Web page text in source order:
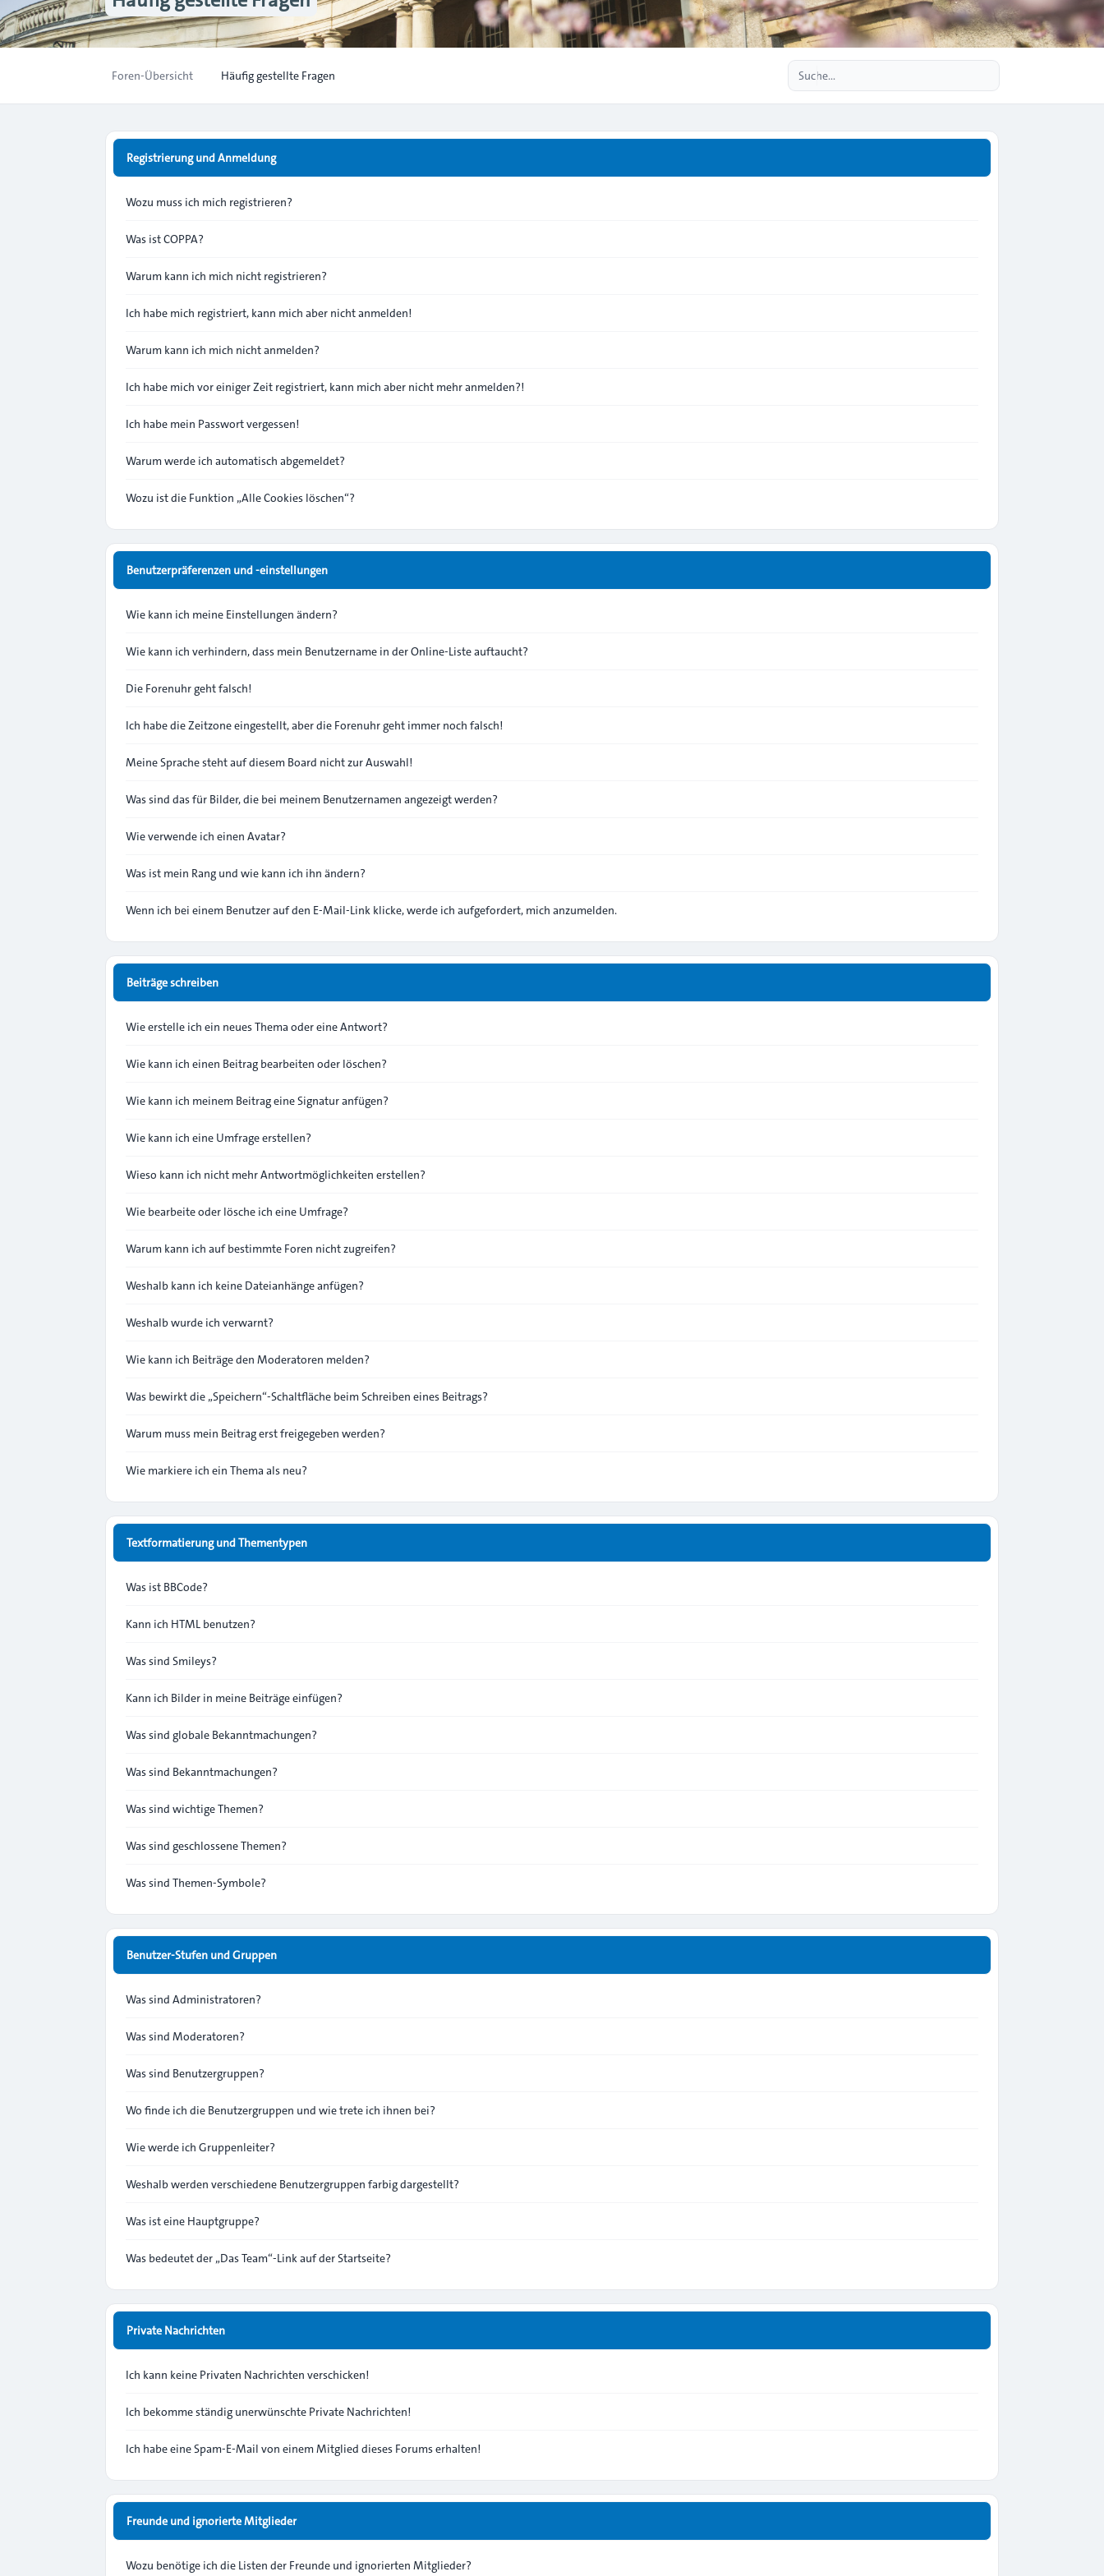
Foren-Übersicht Häufig gestellte Fragen
Registrierung und Anmeldung
Wozu muss ich mich registrieren?
Was ist COPPA?
Warum kann ich mich nicht registrieren?
Ich habe mich registriert, kann mich aber nicht anmelden!
Warum kann ich mich nicht anmelden?
Ich habe mich vor einiger Zeit registriert, kann mich aber nicht mehr anmelden?!
Ich habe mein Passwort vergessen!
Warum werde ich automatisch abgemeldet?
Wozu ist die Funktion „Alle Cookies löschen“?
Benutzerpräferenzen und -einstellungen
Wie kann ich meine Einstellungen ändern?
Wie kann ich verhindern, dass mein Benutzername in der Online-Liste auftaucht?
Die Forenuhr geht falsch!
Ich habe die Zeitzone eingestellt, aber die Forenuhr geht immer noch falsch!
Meine Sprache steht auf diesem Board nicht zur Auswahl!
Was sind das für Bilder, die bei meinem Benutzernamen angezeigt werden?
Wie verwende ich einen Avatar?
Was ist mein Rang und wie kann ich ihn ändern?
Wenn ich bei einem Benutzer auf den E-Mail-Link klicke, werde ich aufgefordert, mich anzumelden.
Beiträge schreiben
Wie erstelle ich ein neues Thema oder eine Antwort?
Wie kann ich einen Beitrag bearbeiten oder löschen?
Wie kann ich meinem Beitrag eine Signatur anfügen?
Wie kann ich eine Umfrage erstellen?
Wieso kann ich nicht mehr Antwortmöglichkeiten erstellen?
Wie bearbeite oder lösche ich eine Umfrage?
Warum kann ich auf bestimmte Foren nicht zugreifen?
Weshalb kann ich keine Dateianhänge anfügen?
Weshalb wurde ich verwarnt?
Wie kann ich Beiträge den Moderatoren melden?
Was bewirkt die „Speichern“-Schaltfläche beim Schreiben eines Beitrags?
Warum muss mein Beitrag erst freigegeben werden?
Wie markiere ich ein Thema als neu?
Textformatierung und Thementypen
Was ist BBCode?
Kann ich HTML benutzen?
Was sind Smileys?
Kann ich Bilder in meine Beiträge einfügen?
Was sind globale Bekanntmachungen?
Was sind Bekanntmachungen?
Was sind wichtige Themen?
Was sind geschlossene Themen?
Was sind Themen-Symbole?
Benutzer-Stufen und Gruppen
Was sind Administratoren?
Was sind Moderatoren?
Was sind Benutzergruppen?
Wo finde ich die Benutzergruppen und wie trete ich ihnen bei?
Wie werde ich Gruppenleiter?
Weshalb werden verschiedene Benutzergruppen farbig dargestellt?
Was ist eine Hauptgruppe?
Was bedeutet der „Das Team“-Link auf der Startseite?
Private Nachrichten
Ich kann keine Privaten Nachrichten verschicken!
Ich bekomme ständig unerwünschte Private Nachrichten!
Ich habe eine Spam-E-Mail von einem Mitglied dieses Forums erhalten!
Freunde und ignorierte Mitglieder
Wozu benötige ich die Listen der Freunde und ignorierten Mitglieder?